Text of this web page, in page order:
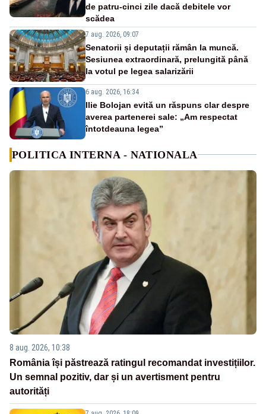
de patru-cinci zile dacă debitele vor
scădea
7 aug. 2026, 09:07
Senatorii și deputații rămân la muncă.
Sesiunea extraordinară, prelungită până
la votul pe legea salarizării
6 aug. 2026, 16:34
Ilie Bolojan evită un răspuns clar despre
averea partenerei sale: „Am respectat
întotdeauna legea”
POLITICA INTERNA - NATIONALA
8 aug. 2026, 10:38
România își păstrează ratingul recomandat investițiilor.
Un semnal pozitiv, dar și un avertisment pentru
autorități